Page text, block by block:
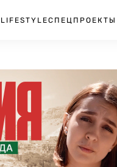
LIFESTYLEСПЕЦПРОЕКТЫ